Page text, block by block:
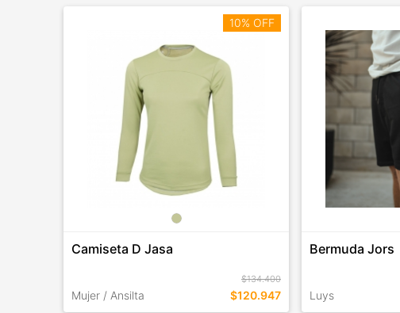
10% OFF
Camiseta D Jasa
Mujer / Ansilta $120.947
$134.400
Bermuda Jors
Luys